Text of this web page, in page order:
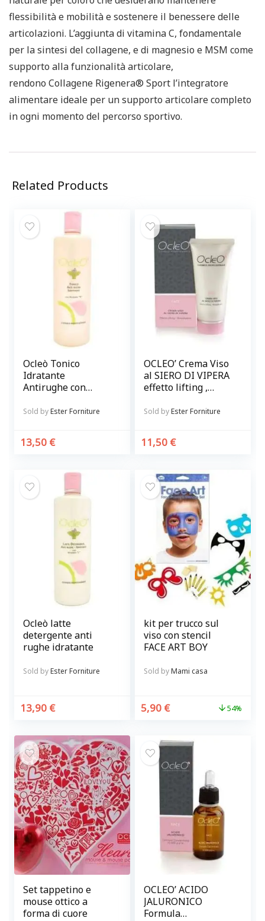
flessibilità e mobilità e sostenere il benessere delle
articolazioni. L’aggiunta di vitamina C, fondamentale
per la sintesi del collagene, e di magnesio e MSM come
supporto alla funzionalità articolare,
rendono Collagene Rigenera® Sport l’integratore
alimentare ideale per un supporto articolare completo
in ogni momento del percorso sportivo.
Related Products
Ocleò Tonico
Idratante
Antirughe con
Sold byEster Forniture
13,50 €
OCLEO’ Crema Viso
al SIERO DI VIPERA
effetto lifting ,
Sold byEster Forniture
11,50 €
Ocleò latte
detergente anti
rughe idratante
Sold byEster Forniture
13,90 €
kit per trucco sul
viso con stencil
FACE ART BOY
Sold byMami casa
5,90 € 54%
Set tappetino e
mouse ottico a
forma di cuore
OCLEO’ ACIDO
JALURONICO
Formula